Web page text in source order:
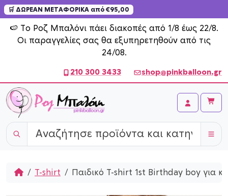
🛒 ΔΩΡΕΑΝ ΜΕΤΑΦΟΡΙΚΑ από €95,00
🍉 Το Ροζ Μπαλόνι πάει διακοπές από 1/8 έως 22/8.
Οι παραγγελίες σας θα εξυπηρετηθούν από τις
24/08.
Skip to content
210 300 3433 shop@pinkballoon.gr
Account
Cart
HomeT-shirt Παιδικό T-shirt 1st Birthday boy για